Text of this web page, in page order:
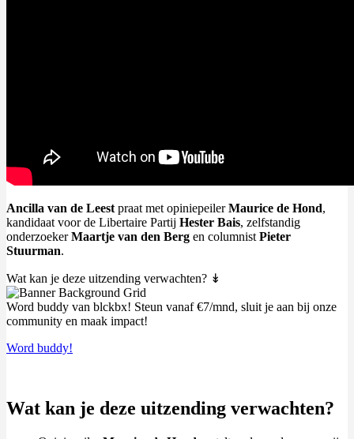
Ancilla van de Leest praat met opiniepeilerMaurice de Hond,
kandidaat voor de Libertaire Partij Hester Bais, zelfstandig
onderzoekerMaartje van den Berg en columnist Pieter
Stuurman.
Wat kan je deze uitzending verwachten? ↡
Word buddy van blckbx! Steun vanaf €7/mnd, sluit je aan bij onze
community en maak impact!
Word buddy!
Wat kan je deze uitzending verwachten?